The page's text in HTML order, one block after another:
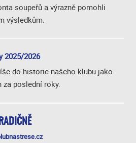
soupeřů a výrazně pomohli
výsledkům.
2025/2026
do historie našeho klubu jako
za poslední roky.